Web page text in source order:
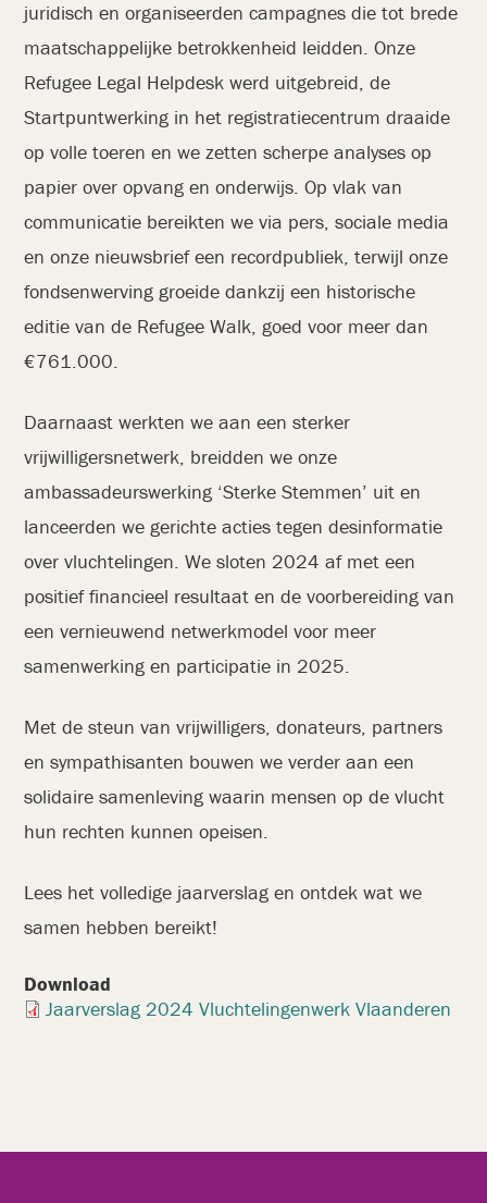
juridisch en organiseerden campagnes die tot brede
maatschappelijke betrokkenheid leidden. Onze
Refugee Legal Helpdesk werd uitgebreid, de
Startpuntwerking in het registratiecentrum draaide
op volle toeren en we zetten scherpe analyses op
papier over opvang en onderwijs. Op vlak van
communicatie bereikten we via pers, sociale media
en onze nieuwsbrief een recordpubliek, terwijl onze
fondsenwerving groeide dankzij een historische
editie van de Refugee Walk, goed voor meer dan
€761.000.
Daarnaast werkten we aan een sterker
vrijwilligersnetwerk, breidden we onze
ambassadeurswerking ‘Sterke Stemmen’ uit en
lanceerden we gerichte acties tegen desinformatie
over vluchtelingen. We sloten 2024 af met een
positief financieel resultaat en de voorbereiding van
een vernieuwend netwerkmodel voor meer
samenwerking en participatie in 2025.
Met de steun van vrijwilligers, donateurs, partners
en sympathisanten bouwen we verder aan een
solidaire samenleving waarin mensen op de vlucht
hun rechten kunnen opeisen.
Lees het volledige jaarverslag en ontdek wat we
samen hebben bereikt!
Download
Document
Jaarverslag 2024 Vluchtelingenwerk Vlaanderen